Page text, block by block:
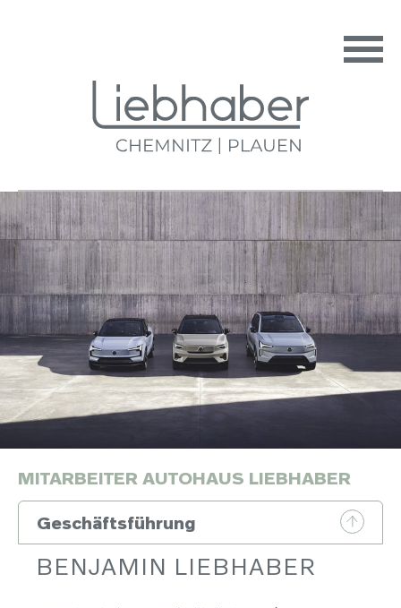
MITARBEITER AUTOHAUS LIEBHABER
Geschäftsführung
BENJAMIN LIEBHABER